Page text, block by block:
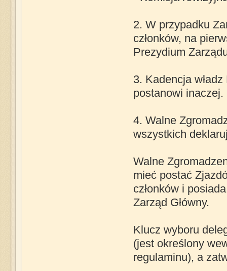
2. W przypadku
członków, na
Prezydium
3. Kadencja
postanowi inaczej.
4. Walne
wszystkich
Walne
mieć postać
członków i
Zarząd Główny.
Klucz wyboru
(jest określony
regulaminu), a